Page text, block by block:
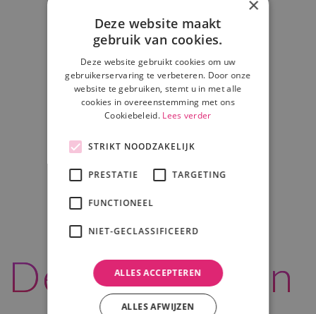
De Steinsetuin
×
Deze website maakt
gebruik van cookies.
Deze website gebruikt cookies om uw
gebruikerservaring te verbeteren. Door onze
website te gebruiken, stemt u in met alle
cookies in overeenstemming met ons
Cookiebeleid. Lees verder
STRIKT NOODZAKELIJK
PRESTATIE TARGETING
FUNCTIONEEL
NIET-GECLASSIFICEERD
ALLES ACCEPTEREN
ALLES AFWIJZEN